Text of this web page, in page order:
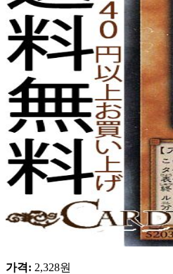
가격: 2,328원